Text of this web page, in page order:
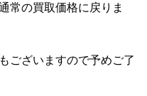
常の買取価格に戻りま
ございますので予めご了